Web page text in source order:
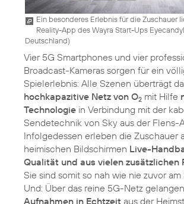
Ein besonderes Erlebnis für die Zuschauer
Reality-App des Wayra Start-Ups
Deutschland)
Vier 5G Smartphones und vier
Broadcast-Kameras sorgen für ein
Spielerlebnis: Alle Szenen überträgt
hochkapazitive Netz von O2 mit Hilfe
Technologie in Verbindung mit der
Sendetechnik von Sky aus der Flens-
Infolgedessen erleben die Zuschauer
heimischen Bildschirmen Live-
Qualität und aus vielen zusätzlichen
Sie sind somit so nah wie nie zuvor
Und: Über das reine 5G-Netz
Aufnahmen in Echtzeit aus der